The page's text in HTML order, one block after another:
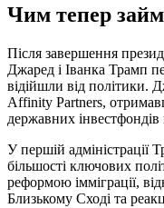
Чим тепер
Після завершення
Джаред і Іванка Трамп
відійшли від політики.
Affinity Partners,
державних інвестфондів
У першій адміністрації
більшості ключових
реформою імміграції,
Близькому Сході та